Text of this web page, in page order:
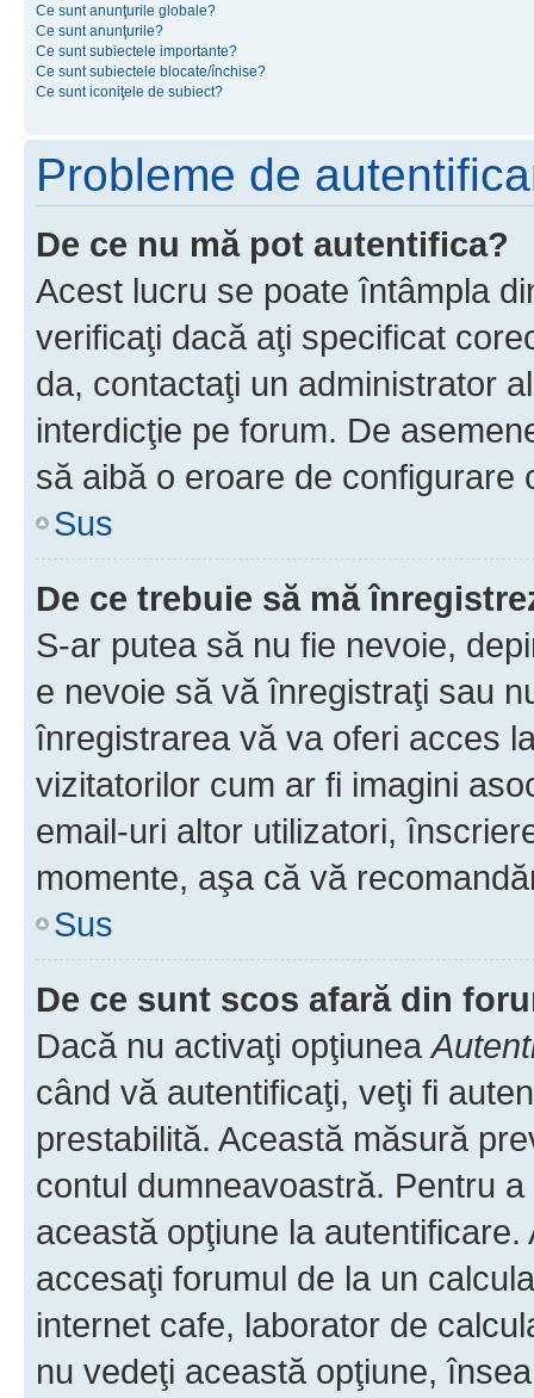
Ce sunt anunţurile globale?
Ce sunt anunţurile?
Ce sunt subiectele importante?
Ce sunt subiectele blocate/închise?
Ce sunt iconiţele de subiect?
Probleme de
De ce nu mă pot autentifica?
Acest lucru se poate întâmpla
verificaţi dacă aţi specificat
da, contactaţi un administrator
interdicţie pe forum. De
să aibă o eroare de configurare
Sus
De ce trebuie să mă
S-ar putea să nu fie nevoie,
e nevoie să vă înregistraţi sau
înregistrarea vă va oferi acces
vizitatorilor cum ar fi imagini
email-uri altor utilizatori,
momente, aşa că vă
Sus
De ce sunt scos afară din
Dacă nu activaţi opţiunea
când vă autentificaţi, veţi fi
prestabilită. Această măsură
contul dumneavoastră. Pentru
această opţiune la
accesaţi forumul de la un
internet cafe, laborator de
nu vedeţi această opţiune,